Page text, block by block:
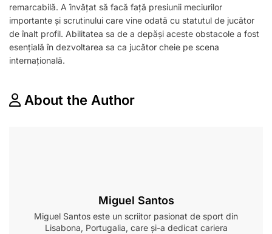
remarcabilă. A învățat să facă față presiunii meciurilor
importante și scrutinului care vine odată cu statutul de jucător
de înalt profil. Abilitatea sa de a depăși aceste obstacole a fost
esențială în dezvoltarea sa ca jucător cheie pe scena
internațională.
About the Author
Miguel Santos
Miguel Santos este un scriitor pasionat de sport din
Lisabona, Portugalia, care și-a dedicat cariera